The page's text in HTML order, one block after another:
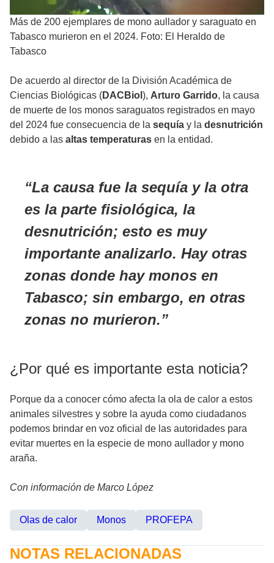
Más de 200 ejemplares de mono aullador y saraguato en
Tabasco murieron en el 2024. Foto: El Heraldo de
Tabasco
De acuerdo al director de la División Académica de
Ciencias Biológicas (DACBiol ), Arturo Garrido, la causa
de muerte de los monos saraguatos registrados en mayo
del 2024 fue consecuencia de la sequía y la desnutrición
debido a las altas temperaturas en la entidad.
La causa fue la sequía y la otra
es la parte fisiológica, la
desnutrición; esto es muy
importante analizarlo. Hay otras
zonas donde hay monos en
Tabasco; sin embargo, en otras
zonas no murieron.
¿Por qué es importante esta noticia?
Porque da a conocer cómo afecta la ola de calor a estos
animales silvestres y sobre la ayuda como ciudadanos
podemos brindar en voz oficial de las autoridades para
evitar muertes en la especie de mono aullador y mono
araña.
Con información de Marco López
Olas de calor Monos PROFEPA
NOTAS RELACIONADAS